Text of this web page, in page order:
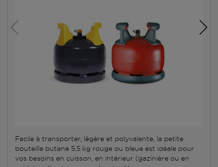
Facile à transporter, légère et polyvalente, la petite
bouteille butane 5,5 kg rouge ou bleue est idéale pour
vos besoins en cuisson, en intérieur (gazinière ou en